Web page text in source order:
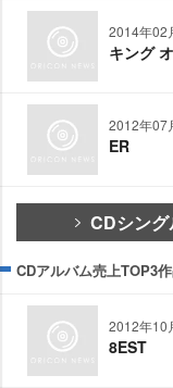
2014年02
キング
2012年07
ER
CDシン
CDアルバム売上TOP3
2012年10
8EST